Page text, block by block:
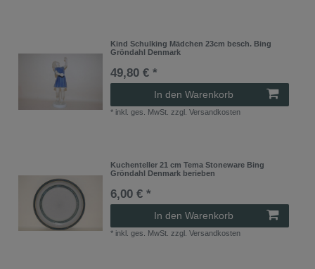
Kind Schulking Mädchen 23cm besch. Bing
Gröndahl Denmark
49,80 € *
In den Warenkorb
* inkl. ges. MwSt. zzgl.Versandkosten
Kuchenteller 21 cm Tema Stoneware Bing
Gröndahl Denmark berieben
6,00 € *
In den Warenkorb
* inkl. ges. MwSt. zzgl.Versandkosten